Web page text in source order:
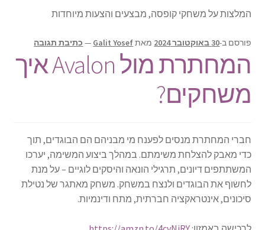
משחקי למידה
משחקי קופסה
סדנאות יצירה
הרחב
את
תפריט
חדרי בריחה
הרחב
המלצות על משחקי קופסה, מבצעים והצעות מיוחדות
פורסם ב-30 באוקטובר 2024 מאתGalit Yosef
— כתיבת תגובה
המחתרת מול Avalon איך
משחקים?
חברי המחתרת מנסים לפענח מי מבניהם הם הבוגדים, תוך
כדי מאבק להצלחת משימתם. במהלך ביצוע המשימה, יערכו
המשתתפים דיונים, תרגילי הונאה והיסקים לוגיים – על מנת
לחשוף את הבוגדים ולנצח במשחק. משחק מאתגר של נטילת
סיכונים, אינטראקציה חברתית, מתח ודינמיות.